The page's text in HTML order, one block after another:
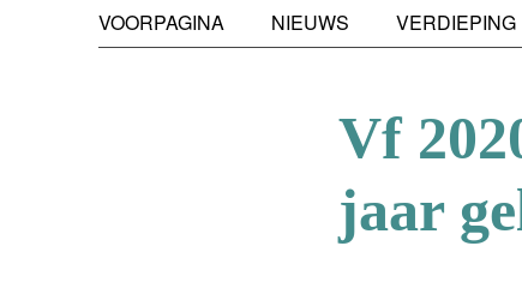
VOORPAGINA NIEUWS VERDIEPING
Vf
jaar